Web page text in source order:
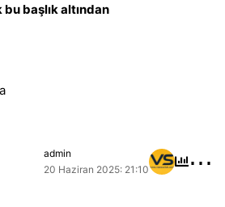
başlık altından
admin
20 Haziran 2025: 21:10
⋯